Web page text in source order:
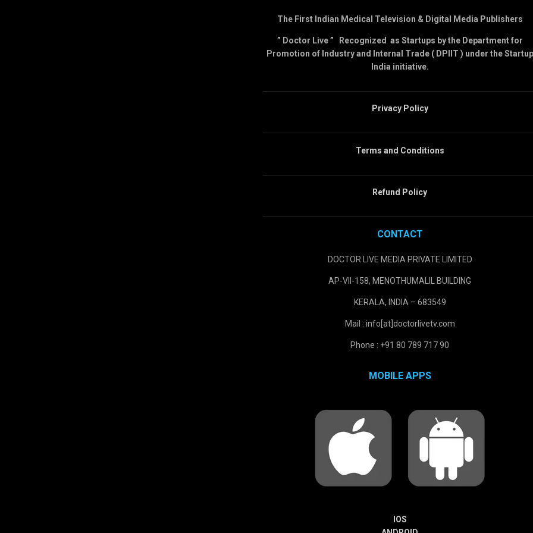
The First Indian Medical Television & Digital Media Publishers
” Doctor Live ” Recognized as Startups by the Department for
Promotion of Industry and Internal Trade ( DPIIT ) under the Startup
India initiative.
Privacy Policy
Terms and Conditions
Refund Policy
CONTACT
DOCTOR LIVE MEDIA PRIVATE LIMITED
AP-VII-158, MENOTHUMALIL BUILDING
KERALA, INDIA – 683549
Mail : info[at]doctorlivetv.com
Phone : +91 80 789 717 90
MOBILE APPS
IOS